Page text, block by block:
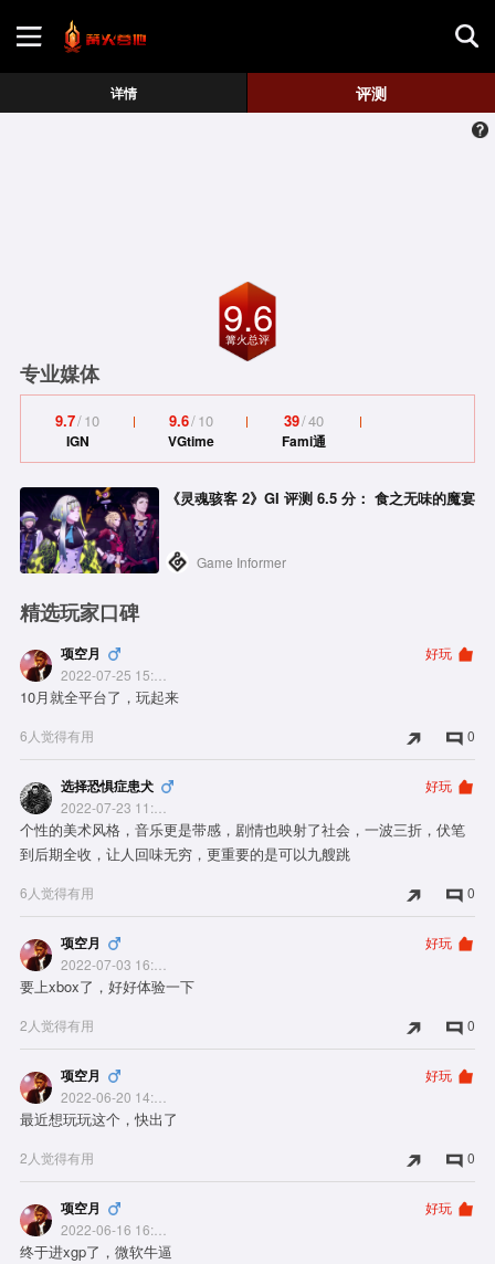
详情 评测
9.6
篝火总评
专业媒体
9.7/10
IGN
9.6/10
VGtime
39/40
Fami通
《灵魂骇客 2》GI 评测 6.5 分： 食之无味的魔宴
Game Informer
精选玩家口碑
项空月
2022-07-25 15:24:04
好玩
10月就全平台了，玩起来
6人觉得有用 0
选择恐惧症患犬
2022-07-23 11:24:52
好玩
个性的美术风格，音乐更是带感，剧情也映射了社会，一波三折，伏笔
到后期全收，让人回味无穷，更重要的是可以九艘跳
6人觉得有用 0
项空月
2022-07-03 16:15:27
好玩
要上xbox了，好好体验一下
2人觉得有用 0
项空月
2022-06-20 14:49:59
好玩
最近想玩玩这个，快出了
2人觉得有用 0
项空月
2022-06-16 16:01:57
好玩
终于进xgp了，微软牛逼